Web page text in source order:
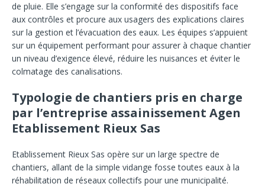
de pluie. Elle s’engage sur la conformité des dispositifs face
aux contrôles et procure aux usagers des explications claires
sur la gestion et l’évacuation des eaux. Les équipes s’appuient
sur un équipement performant pour assurer à chaque chantier
un niveau d’exigence élevé, réduire les nuisances et éviter le
colmatage des canalisations.
Typologie de chantiers pris en charge
par l’entreprise assainissement Agen
Etablissement Rieux Sas
Etablissement Rieux Sas opère sur un large spectre de
chantiers, allant de la simple vidange fosse toutes eaux à la
réhabilitation de réseaux collectifs pour une municipalité.